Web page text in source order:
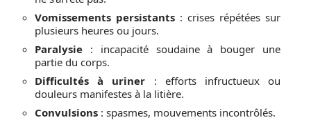
Vomissements persistants : crises répétées sur
plusieurs heures ou jours.
Paralysie : incapacité soudaine à bouger une
partie du corps.
Difficultés à uriner : efforts infructueux ou
douleurs manifestes à la litière.
Convulsions : spasmes, mouvements incontrôlés.